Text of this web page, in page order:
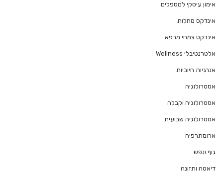
אימון עיסקי למטפלים
אינדקס מחלות
אינדקס צמחי מרפא
אלטרנטיבלי Wellness
אנרגיות חיוביות
אסטרולוגיה
אסטרולוגיה וקבלה
אסטרולוגיה שבועית
ארומתרפיה
גוף ונפש
דיאטה ותזונה